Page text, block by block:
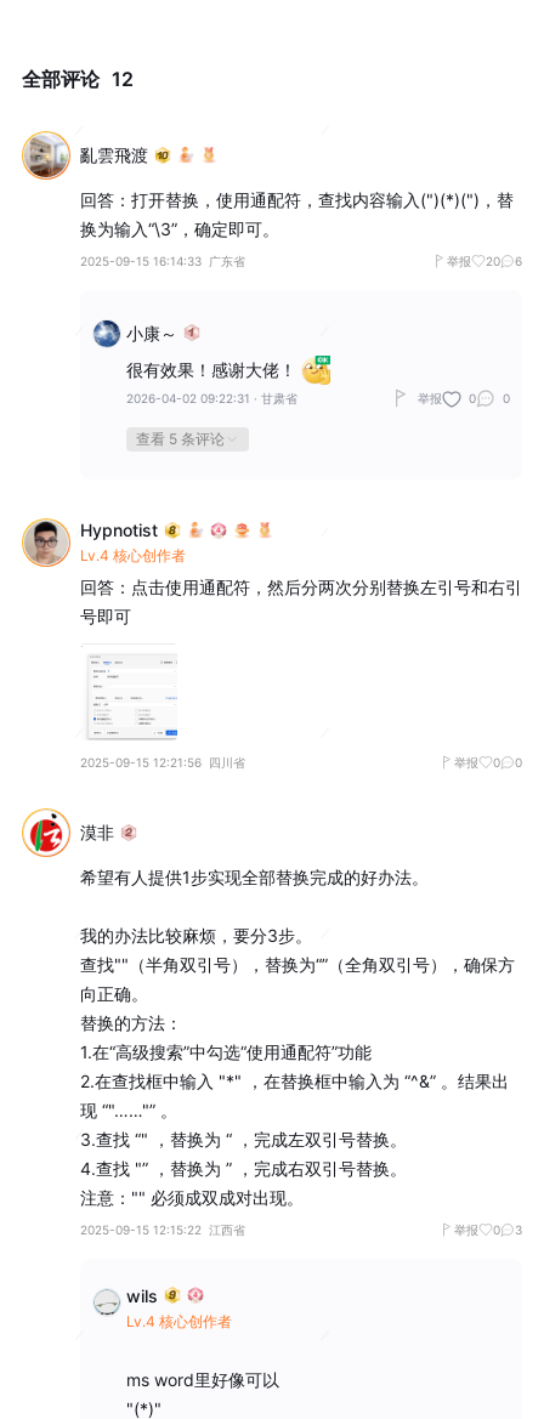
全部评论 12
亂雲飛渡
回答：打开替换，使用通配符，查找内容输入(")(*)(")，替
换为输入“\3”，确定即可。
2025-09-15 16:14:33 广东省 举报 20 6
小康～
很有效果！感谢大佬！
2026-04-02 09:22:31 · 甘肃省 举报 0 0
查看 5 条评论
Hypnotist
Lv.4 核心创作者
回答：点击使用通配符，然后分两次分别替换左引号和右引
号即可
2025-09-15 12:21:56 四川省 举报 0 0
漠非
希望有人提供1步实现全部替换完成的好办法。
我的办法比较麻烦，要分3步。
查找""（半角双引号），替换为“”（全角双引号），确保方
向正确。
替换的方法：
1.在“高级搜索”中勾选“使用通配符”功能
2.在查找框中输入 "*" ，在替换框中输入为 “^&” 。结果出
现 “"……"” 。
3.查找 “" ，替换为 “ ，完成左双引号替换。
4.查找 "” ，替换为 ” ，完成右双引号替换。
注意："" 必须成双成对出现。
2025-09-15 12:15:22 江西省 举报 0 3
wils
Lv.4 核心创作者
ms word里好像可以
"(*)"